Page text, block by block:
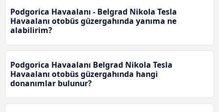
Podgorica Havaalanı - Belgrad Nikola Tesla
Havaalanı otobüs güzergahında yanıma ne
alabilirim?
Podgorica Havaalanı Belgrad Nikola Tesla
Havaalanı otobüs güzergahında hangi
donanımlar bulunur?